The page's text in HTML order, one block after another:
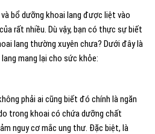
bổ dưỡng khoai lang được liệt vào
rất nhiều. Dù vậy, bạn có thực sự biết
lang thường xuyên chưa? Dưới đây là
mang lại cho sức khỏe:
phải ai cũng biết đó chính là ngăn
trong khoai có chứa dưỡng chất
nguy cơ mắc ung thư. Đặc biệt, là